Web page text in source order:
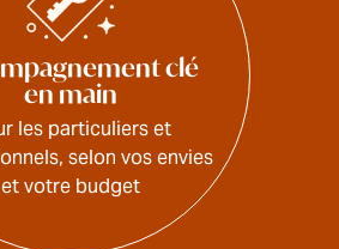
clé
en main
les particuliers et
selon vos envies
et votre budget